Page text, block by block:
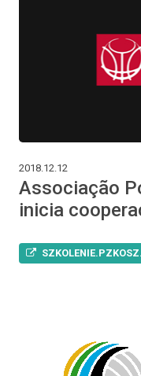
2018.12.12
Associação
inicia